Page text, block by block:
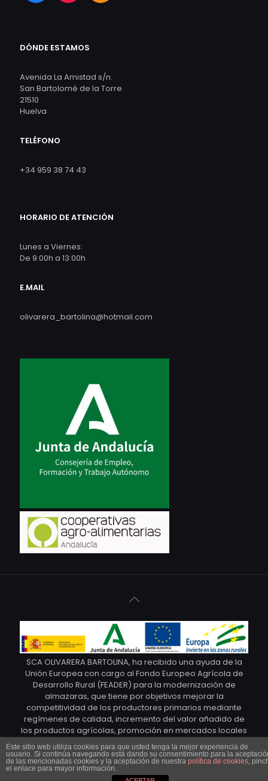
DÓNDE ESTAMOS
Avenida La Amistad s/n.
San Bartolomé de la Torre
21510
Huelva
TELÉFONO
+34 959 38 74 43
HORARIO DE ATENCIÓN
Lunes a Viernes:
De 9:00h a 13:00h
E.MAIL
olivarera_bartolina@hotmail.com
SCA OLIVARERA BARTOLINA, ha recibido una ayuda de la
Unión Europea con cargo al Fondo Europeo Agrícola de
Desarrollo Rural (FEADER) para la modernización de
almazaras, que tiene por objetivos mejorar la
competitividad de los productores primarios mediante
regímenes de calidad, incremento del valor añadido de
los productos agrícolas, promoción en mercados locales
y agrupaciones y organizaciones de productores y
organizaciones profesionales. © Cooperativa Olivarera
Bartolina. Marca Torre de Oliva. 2021
Este sitio web utiliza cookies para que usted tenga la mejor experiencia de
usuario. Si continúa navegando está dando su consentimiento para la
de las mencionadas cookies y la aceptación de nuestra política de cookies,
el enlace para mayor información.